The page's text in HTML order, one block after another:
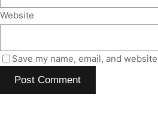
Website
Save my name, email, and